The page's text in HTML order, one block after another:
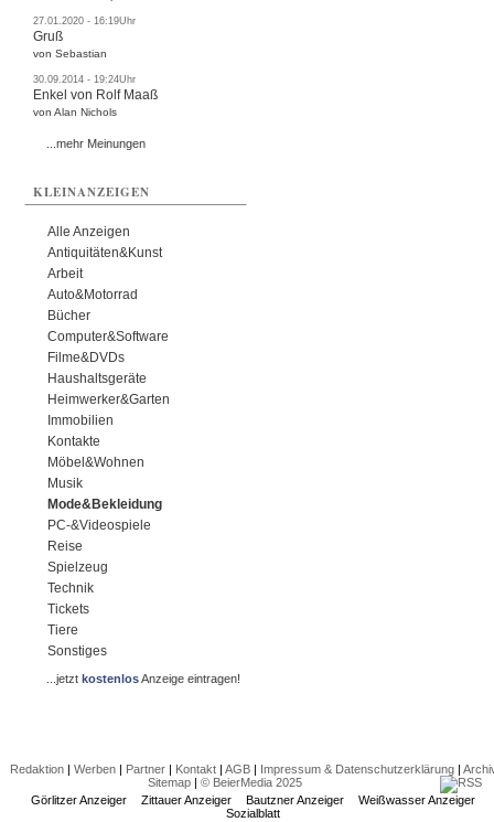
27.01.2020 - 16:19Uhr
Gruß
von Sebastian
30.09.2014 - 19:24Uhr
Enkel von Rolf Maaß
von Alan Nichols
...mehr Meinungen
KLEINANZEIGEN
Alle Anzeigen
Antiquitäten&Kunst
Arbeit
Auto&Motorrad
Bücher
Computer&Software
Filme&DVDs
Haushaltsgeräte
Heimwerker&Garten
Immobilien
Kontakte
Möbel&Wohnen
Musik
Mode&Bekleidung
PC-&Videospiele
Reise
Spielzeug
Technik
Tickets
Tiere
Sonstiges
...jetztkostenlosAnzeige eintragen!
Redaktion| Werben| Partner| Kontakt| AGB| Impressum & Datenschutzerklärung|
Sitemap| © BeierMedia 2025
Görlitzer Anzeiger
Zittauer Anzeiger Bautzner Anzeiger
Weißwasser Anzeiger
Sozialblatt